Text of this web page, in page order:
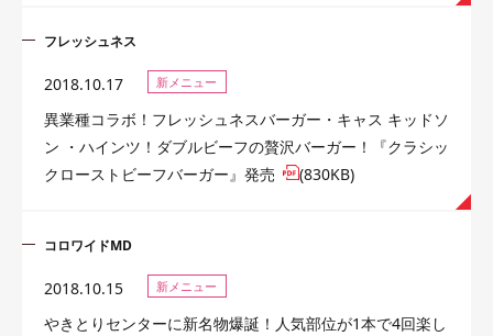
フレッシュネス
2018.10.17 新メニュー
異業種コラボ！フレッシュネスバーガー・キャス キッドソ
ン ・ハインツ！ダブルビーフの贅沢バーガー！『クラシッ
クローストビーフバーガー』発売
(830KB)
コロワイドMD
2018.10.15 新メニュー
やきとりセンターに新名物爆誕！人気部位が1本で4回楽し